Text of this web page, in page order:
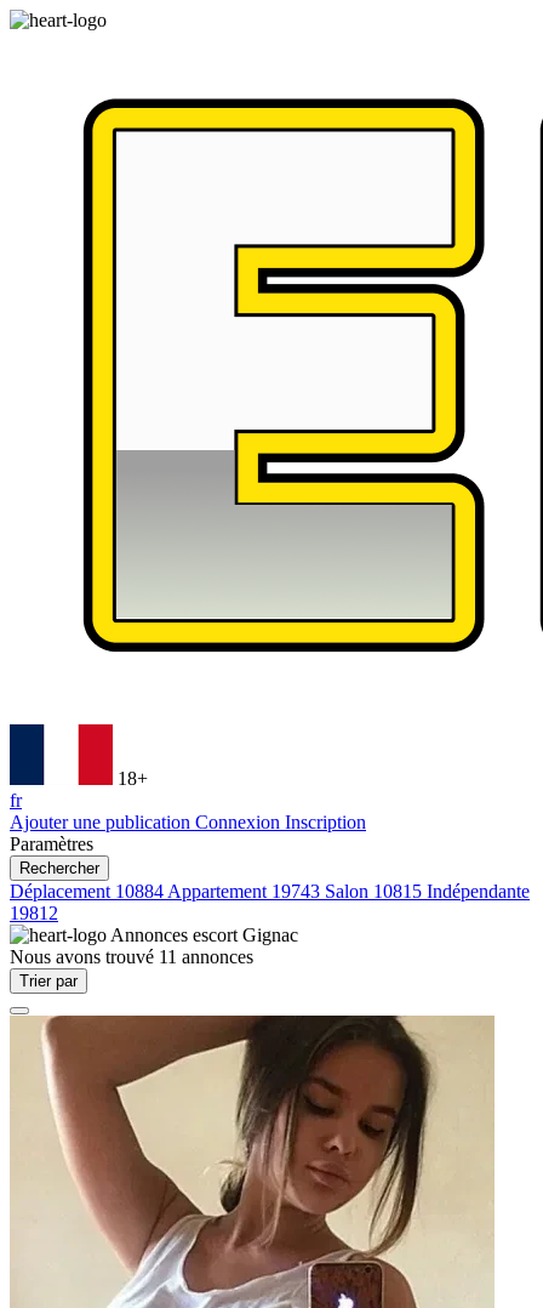
18+
fr
Ajouter une publication Connexion Inscription
Paramètres
Rechercher
Déplacement 10884 Appartement 19743 Salon 10815 Indépendante
19812
Annonces escort Gignac
Nous avons trouvé 11 annonces
Trier par